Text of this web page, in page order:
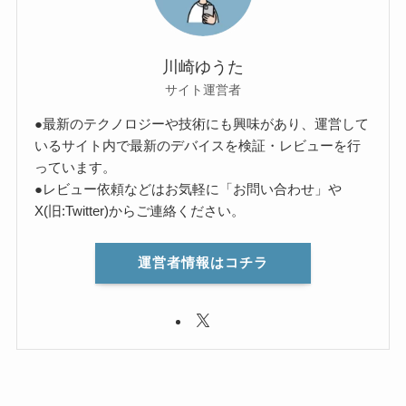
川崎ゆうた
サイト運営者
●最新のテクノロジーや技術にも興味があり、運営して
いるサイト内で最新のデバイスを検証・レビューを行
っています。
●レビュー依頼などはお気軽に「お問い合わせ」や
X(旧:Twitter)からご連絡ください。
運営者情報はコチラ